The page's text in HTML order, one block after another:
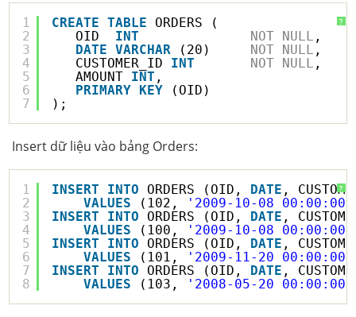
?
1
2
3
4
5
6
7
CREATE TABLE
ORDERS (
OID INT NOT NULL ,
DATE
VARCHAR (20) NOT NULL ,
CUSTOMER_ID INT NOT NULL ,
AMOUNT INT ,
PRIMARY KEY
(OID)
);
Insert dữ liệu vào bảng Orders:
?
1
2
3
4
5
6
7
8
INSERT INTO ORDERS (OID, DATE ,
VALUES
(102, '2009-10-08 00:00:00'
INSERT
INTO ORDERS (OID, DATE ,
VALUES
(100, '2009-10-08 00:00:00'
INSERT
INTO ORDERS (OID, DATE ,
VALUES
(101, '2009-11-20 00:00:00'
INSERT
INTO ORDERS (OID, DATE ,
VALUES
(103, '2008-05-20 00:00:00'